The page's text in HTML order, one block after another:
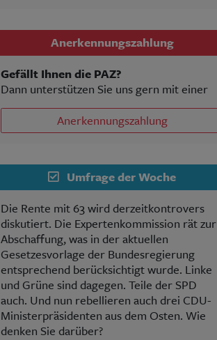
Anerkennungszahlung
Gefällt Ihnen die PAZ?
Dann unterstützen Sie uns gern mit einer
Anerkennungszahlung
Umfrage der Woche
Die Rente mit 63 wird derzeitkontrovers
diskutiert. Die Expertenkommission rät zur
Abschaffung, was in der aktuellen
Gesetzesvorlage der Bundesregierung
entsprechend berücksichtigt wurde. Linke
und Grüne sind dagegen. Teile der SPD
auch. Und nun rebellieren auch drei CDU-
Ministerpräsidenten aus dem Osten. Wie
denken Sie darüber?